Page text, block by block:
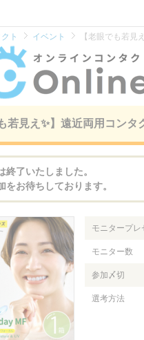
ト イベント 【老眼でも若見
若見え✨】遠近両用コン
終了いたしました。
をお待ちしております。
モニタープレ
モニター数
参加〆切
選考方法